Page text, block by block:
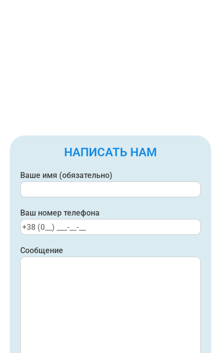
НАПИСАТЬ НАМ
Ваше имя (обязательно)
Ваш номер телефона
Сообщение